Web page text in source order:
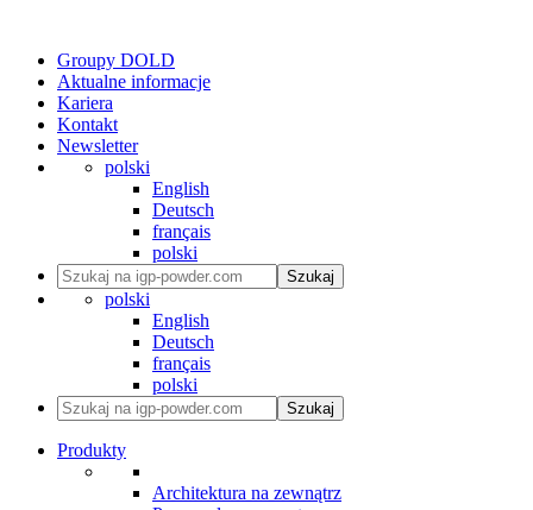
Groupy DOLD
Aktualne informacje
Kariera
Kontakt
Newsletter
polski
English
Deutsch
français
polski
Szukaj
polski
English
Deutsch
français
polski
Szukaj
Produkty
Architektura na zewnątrz